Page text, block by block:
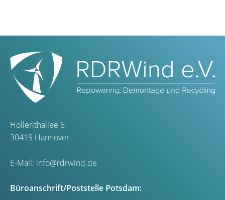
Hollerithallee 6
30419 Hannover
E-Mail: info@rdrwind.de
Büroanschrift/Poststelle Potsdam: